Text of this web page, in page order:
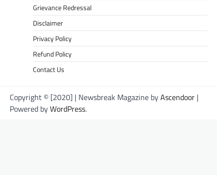
Grievance Redressal
Disclaimer
Privacy Policy
Refund Policy
Contact Us
Copyright © [2020] | Newsbreak Magazine byAscendoor |
Powered byWordPress.